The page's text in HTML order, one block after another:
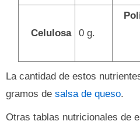
Celulosa 0 g.
La cantidad de estos
gramos de salsa de queso.
Otras tablas nutricionales de